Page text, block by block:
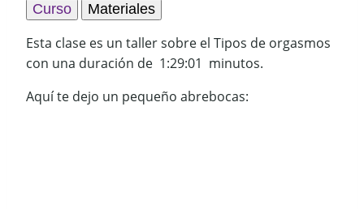
Curso
Materiales
Esta clase es un taller sobre el Tipos de orgasmos
con una duración de 1:29:01 minutos.
Aquí te dejo un pequeño abrebocas: